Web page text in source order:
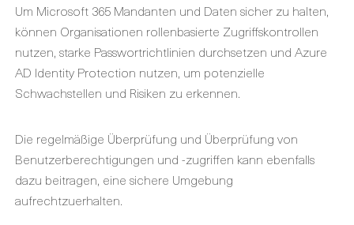
Um Microsoft 365 Mandanten und Daten sicher zu halten,
können Organisationen rollenbasierte Zugriffskontrollen
nutzen, starke Passwortrichtlinien durchsetzen und Azure
AD Identity Protection nutzen, um potenzielle
Schwachstellen und Risiken zu erkennen.
Die regelmäßige Überprüfung und Überprüfung von
Benutzerberechtigungen und -zugriffen kann ebenfalls
dazu beitragen, eine sichere Umgebung
aufrechtzuerhalten.